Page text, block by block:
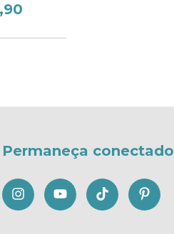
Permaneça conectado